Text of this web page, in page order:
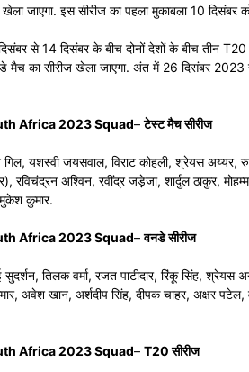
जाएगा. इस सीरीज का पहला मुकाबला 10 दिसंबर
से 14 दिसंबर के बीच दोनों देशों के बीच तीन
मैच का सीरीज खेला जाएगा. अंत में 26 दिसंबर
Africa 2023 Squad–टेस्ट मैच सीरीज
गिल, यशस्वी जयसवाल, विराट कोहली, श्रेयस अय्यर,
रविचंद्रन अश्विन, रवींद्र जड़ेजा, शार्दुल ठाकुर,
मुकेश कुमार.
Africa 2023 Squad–वनडे सीरीज
सुदर्शन, तिलक वर्मा, रजत पाटीदार, रिंकू सिंह,
अवेश खान, अर्शदीप सिंह, दीपक चाहर, अक्षर
Africa 2023 Squad– T20 सीरीज